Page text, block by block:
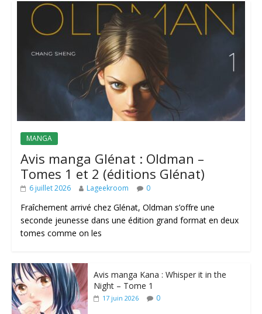
MANGA
Avis manga Glénat : Oldman –
Tomes 1 et 2 (éditions Glénat)
6 juillet 2026 Lageekroom 0
Fraîchement arrivé chez Glénat, Oldman s’offre une
seconde jeunesse dans une édition grand format en deux
tomes comme on les
Avis manga Kana : Whisper it in the
Night – Tome 1
17 juin 2026 0